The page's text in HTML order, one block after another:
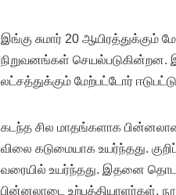
இங்கு சுமார்‌ 20
நிறுவனங்கள்‌ செயல்படுகின்றன.
லட்சத்துக்கும் மேற்பட்டோர்
கடந்த சில மாதங்களாக
விலை கடுமையாக உயர்ந்தது.
வரையில்‌ உயர்ந்தது. இதனை
பின்னலாடை உற்பத்தியாளர்கள்,